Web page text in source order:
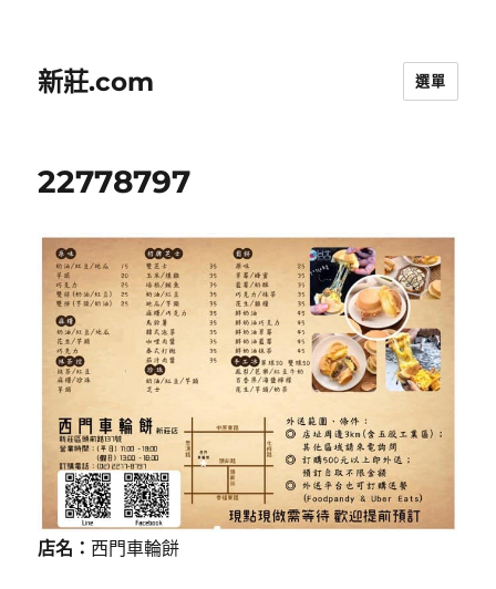
新莊.com 選單
22778797
店名： 西門車輪餅